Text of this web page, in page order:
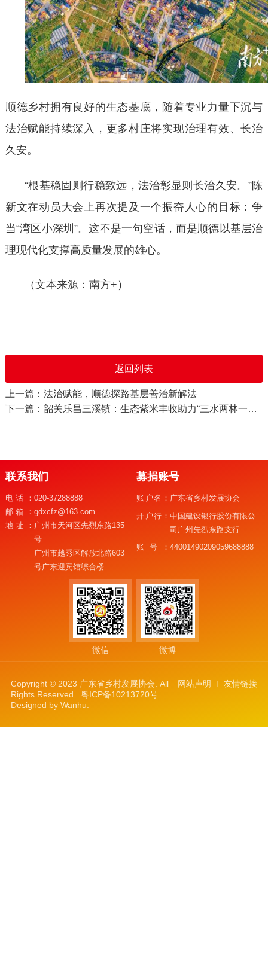
顺德乡村拥有良好的生态基底，随着专业力量下沉与
法治赋能持续深入，更多村庄将实现治理有效、长治
久安。
“根基稳固则行稳致远，法治彰显则长治久安。”陈
新文在动员大会上再次提及一个振奋人心的目标：争
当“湾区小深圳”。这不是一句空话，而是顺德以基层治
理现代化支撑高质量发展的雄心。
（文本来源：南方+ ）
返回列表
上一篇：法治赋能，顺德探路基层善治新解法
下一篇：韶关乐昌三溪镇：生态紫米丰收助力“三水两林一带”产业振兴
联系我们
电话： 020-37288888
邮箱： gdxcfz@163.com
地址： 广州市天河区先烈东路135
号
广州市越秀区解放北路603
号广东迎宾馆综合楼
募捐账号
账户名： 广东省乡村发展协会
开户行：中国建设银行股份有限公
司广州先烈东路支行
账号：44001490209059688888
微信 微博
网站声明 友情链接
Copyright © 2023 广东省乡村发展协会. All
Rights Reserved.. 粤ICP备10213720号
Designed by Wanhu